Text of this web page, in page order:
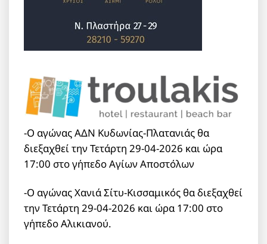
-Ο αγώνας ΑΔΝ Κυδωνίας-Πλατανιάς θα
διεξαχθεί την Τετάρτη 29-04-2026 και ώρα
17:00 στο γήπεδο Αγίων Αποστόλων
-Ο αγώνας Χανιά Σίτυ-Κισσαμικός θα διεξαχθεί
την Τετάρτη 29-04-2026 και ώρα 17:00 στο
γήπεδο Αλικιανού.